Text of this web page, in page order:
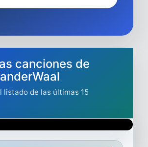
canciones de
listado de las últimas 15